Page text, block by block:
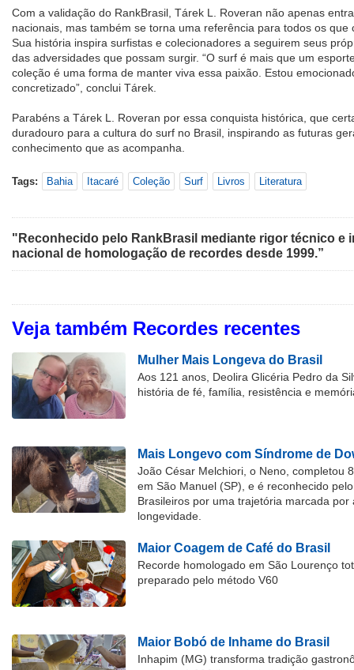
Com a validação do RankBrasil, Tárek L. Roveran não apenas
nacionais, mas também se torna uma referência para todos os
Sua história inspira surfistas e colecionadores a seguirem seus
das adversidades que possam surgir. “O surf é mais que um
coleção é uma forma de manter viva essa paixão. Estou
concretizado”, conclui Tárek.
Parabéns a Tárek L. Roveran por essa conquista histórica, que
duradouro para a cultura do surf no Brasil, inspirando as futuras
conhecimento que as acompanha.
Tags: Bahia Itacaré Coleção Surf Livros Literatura
"Reconhecido pelo RankBrasil mediante rigor técnico e
nacional de homologação de recordes desde 1999.”
Veja também Recordes recentes
Mulher Mais Longeva do Brasil
Aos 121 anos, Deolira Glicéria Pedro da
história de fé, família, resistência e
Mais Longevo com Síndrome de
João César Melchiori, o Neno, completou
em São Manuel (SP), e é reconhecido
Brasileiros por uma trajetória marcada por
longevidade.
Maior Coagem de Café do Brasil
Recorde homologado em São Lourenço
preparado pelo método V60
Maior Bobó de Inhame do Brasil
Inhapim (MG) transforma tradição